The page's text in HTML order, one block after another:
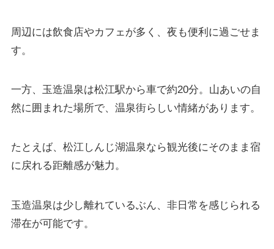
周辺には飲食店やカフェが多く、夜も便利に過ごせま
す。
一方、玉造温泉は松江駅から車で約20分。山あいの自
然に囲まれた場所で、温泉街らしい情緒があります。
たとえば、松江しんじ湖温泉なら観光後にそのまま宿
に戻れる距離感が魅力。
玉造温泉は少し離れているぶん、非日常を感じられる
滞在が可能です。